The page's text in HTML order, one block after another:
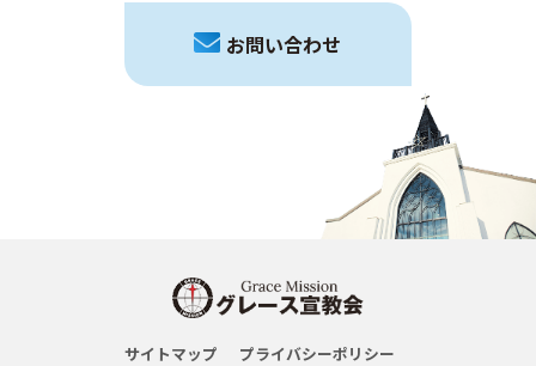
お問い合わせ
サイトマップ プライバシーポリシー